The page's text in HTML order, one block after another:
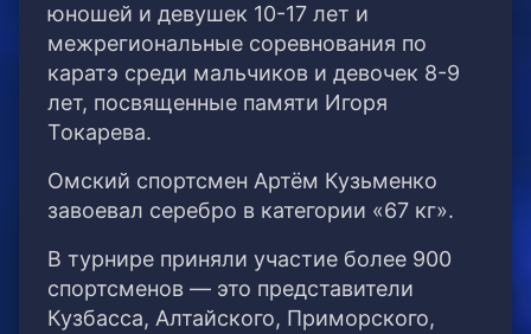
юношей и девушек 10-17 лет и
межрегиональные соревнования по
каратэ среди мальчиков и девочек 8-9
лет, посвященные памяти Игоря
Токарева.
Омский спортсмен Артём Кузьменко
завоевал серебро в категории «67 кг».
В турнире приняли участие более 900
спортсменов — это представители
Кузбасса, Алтайского, Приморского,